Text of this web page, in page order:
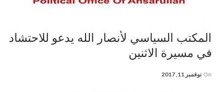
المكتب السياسي لأنصار الله يدعو للاحتشاد
في مسيرة الاثنين
On نوفمبر 11, 2017